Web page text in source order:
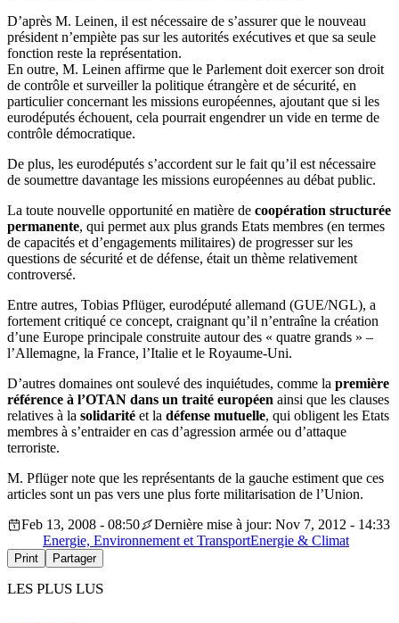
D’après M. Leinen, il est nécessaire de s’assurer que le nouveau
président n’empiète pas sur les autorités exécutives et que sa seule
fonction reste la représentation.
En outre, M. Leinen affirme que le Parlement doit exercer son droit
de contrôle et surveiller la politique étrangère et de sécurité, en
particulier concernant les missions européennes, ajoutant que si les
eurodéputés échouent, cela pourrait engendrer un vide en terme de
contrôle démocratique.
De plus, les eurodéputés s’accordent sur le fait qu’il est nécessaire
de soumettre davantage les missions européennes au débat public.
La toute nouvelle opportunité en matière de coopération structurée
permanente, qui permet aux plus grands Etats membres (en termes
de capacités et d’engagements militaires) de progresser sur les
questions de sécurité et de défense, était un thème relativement
controversé.
Entre autres, Tobias Pflüger, eurodéputé allemand (GUE/NGL), a
fortement critiqué ce concept, craignant qu’il n’entraîne la création
d’une Europe principale construite autour des « quatre grands » –
l’Allemagne, la France, l’Italie et le Royaume-Uni.
D’autres domaines ont soulevé des inquiétudes, comme la première
référence à l’OTAN dans un traité européen ainsi que les clauses
relatives à la solidarité et la défense mutuelle, qui obligent les Etats
membres à s’entraider en cas d’agression armée ou d’attaque
terroriste.
M. Pflüger note que les représentants de la gauche estiment que ces
articles sont un pas vers une plus forte militarisation de l’Union.
Feb 13, 2008 - 08:50
Dernière mise à jour: Nov 7, 2012 - 14:33
Energie, Environnement et TransportEnergie & Climat
Print Partager
LES PLUS LUS